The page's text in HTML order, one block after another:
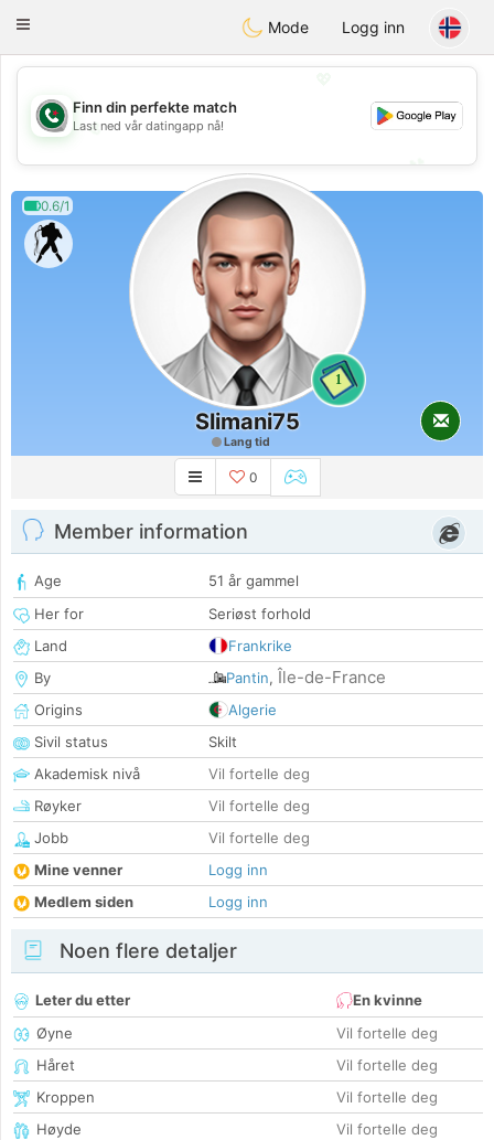
Weshrak
Toggle
Mode Logg inn
💖
💕
💕
Finn din perfekte match
Last ned vår datingapp nå!
0.6/1
1
Slimani75
Lang tid
0
Member information
Age
51 år gammel
Her for
Seriøst forhold
Land
Frankrike
By
Pantin, Île-de-France
Origins
Algerie
Sivil status
Skilt
Akademisk nivå
Vil fortelle deg
Røyker
Vil fortelle deg
Jobb
Vil fortelle deg
Mine venner
Logg inn
Medlem siden
Logg inn
Noen flere detaljer
Leter du etter
En kvinne
Øyne
Vil fortelle deg
Håret
Vil fortelle deg
Kroppen
Vil fortelle deg
Høyde
Vil fortelle deg